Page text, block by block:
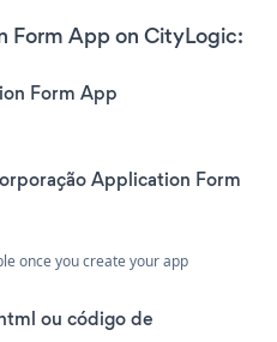
Form App on CityLogic:
Form App
Application Form
once you create your app
ou código de